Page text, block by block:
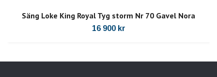
Säng Loke King Royal Tyg storm Nr 70 Gavel Nora
16 900 kr